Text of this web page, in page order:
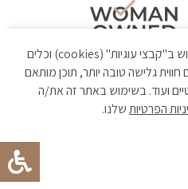
בתקן האבטחה הגבוה ביותר
לידיעתכם, באתר זה נעשה שימוש ב"קבצי עוגיות" (cookies) וכלים
גלישה טובה יותר, תוכן מותאם
ועוד. בשימוש באתר זה את/ה
הפרטיותשלנו.